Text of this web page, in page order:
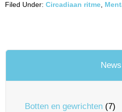
Filed Under: Circadiaan ritme
News
Botten en gewrichten (7)